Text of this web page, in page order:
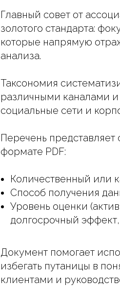
Главный совет от
золотого стандарта:
которые напрямую
анализа.
Таксономия
различными каналами
социальные сети и
Перечень
формате PDF:
Количественный или
Способ получения
Уровень оценки
долгосрочный
Документ помогает
избегать путаницы в
клиентами и